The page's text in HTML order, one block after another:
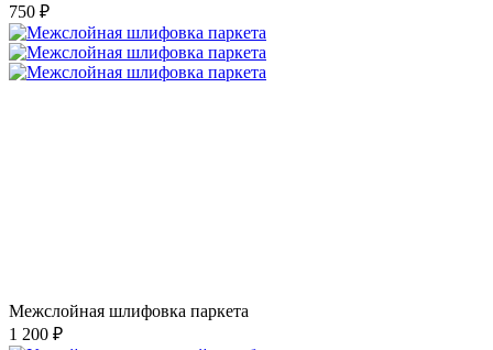
750 ₽
Межслойная шлифовка паркета
1 200 ₽